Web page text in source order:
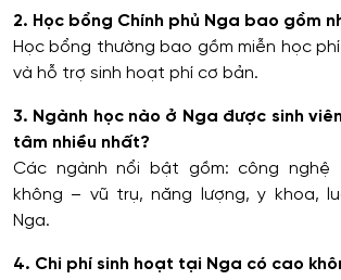
2. Học bổng Chính phủ Nga bao gồm
Học bổng thường bao gồm miễn học
và hỗ trợ sinh hoạt phí cơ bản.
3. Ngành học nào ở Nga được sinh
tâm nhiều nhất?
Các ngành nổi bật gồm: công nghệ
không – vũ trụ, năng lượng, y khoa,
Nga.
4. Chi phí sinh hoạt tại Nga có cao